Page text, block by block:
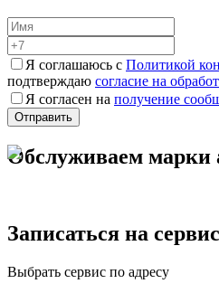
Я соглашаюсь с Политикой
подтверждаю согласие на
Я согласен на получение
Обслуживаем марки
Записаться на сервис
Выбрать сервис по адресу